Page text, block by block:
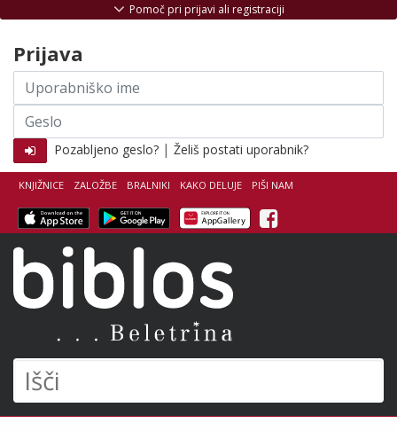
Išči
KNJIŽNICE ZALOŽBE BRALNIKI KAKO DELUJE PIŠI NAM
Facebook
Pomoč pri prijavi ali registraciji
Prijava
Uporabniško
ime
Geslo
Pozabljeno geslo? | Želiš postati uporabnik?